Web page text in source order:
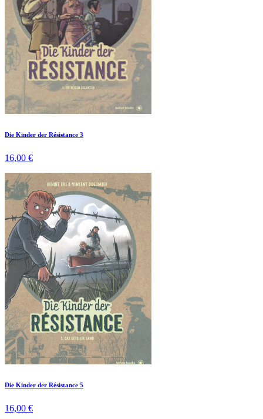
Die Kinder der Résistance 3
16,00 €
Die Kinder der Résistance 5
16,00 €